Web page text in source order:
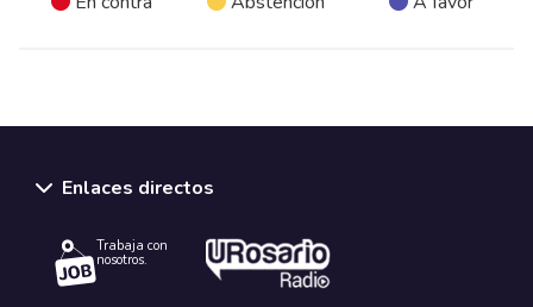
Enlaces directos
Trabaja con
nosotros.